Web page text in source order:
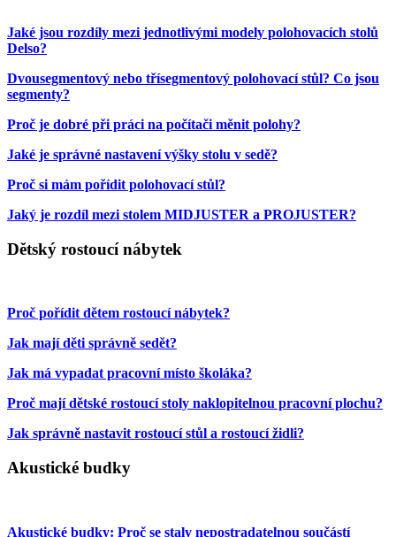
Jaké jsou rozdíly mezi jednotlivými modely polohovacích stolů
Delso?
Dvousegmentový nebo třísegmentový polohovací stůl? Co jsou
segmenty?
Proč je dobré při práci na počítači měnit polohy?
Jaké je správné nastavení výšky stolu v sedě?
Proč si mám pořídit polohovací stůl?
Jaký je rozdíl mezi stolem MIDJUSTER a PROJUSTER?
Dětský rostoucí nábytek
Proč pořídit dětem rostoucí nábytek?
Jak mají děti správně sedět?
Jak má vypadat pracovní místo školáka?
Proč mají dětské rostoucí stoly naklopitelnou pracovní plochu?
Jak správně nastavit rostoucí stůl a rostoucí židli?
Akustické budky
Akustické budky: Proč se staly nepostradatelnou součástí